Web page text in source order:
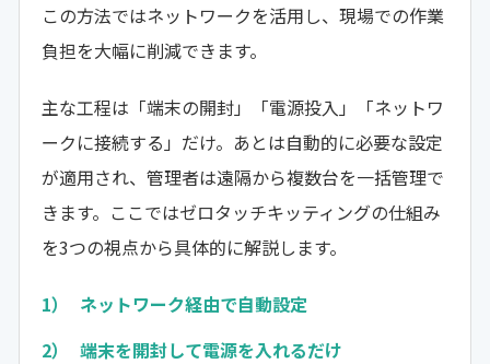
この方法ではネットワークを活用し、現場での作業
負担を大幅に削減できます。
主な工程は「端末の開封」「電源投入」「ネットワ
ークに接続する」だけ。あとは自動的に必要な設定
が適用され、管理者は遠隔から複数台を一括管理で
きます。ここではゼロタッチキッティングの仕組み
を3つの視点から具体的に解説します。
ネットワーク経由で自動設定
端末を開封して電源を入れるだけ